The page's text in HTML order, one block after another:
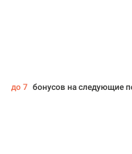
до 7 бонусов на следующие